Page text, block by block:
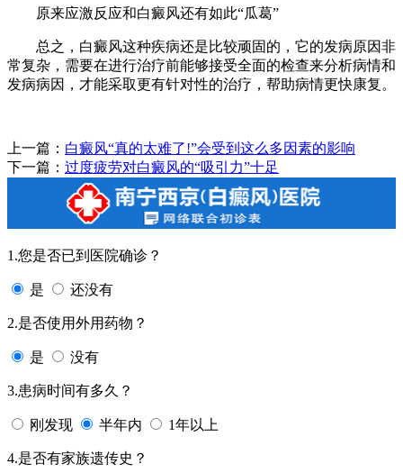
原来应激反应和白癜风还有如此“瓜葛”
总之，白癜风这种疾病还是比较顽固的，它的发病原因非
常复杂，需要在进行治疗前能够接受全面的检查来分析病情和
发病病因，才能采取更有针对性的治疗，帮助病情更快康复。
上一篇： 白癜风“真的太难了!”会受到这么多因素的影响
下一篇： 过度疲劳对白癜风的“吸引力”十足
1.您是否已到医院确诊？
是 还没有
2.是否使用外用药物？
是 没有
3.患病时间有多久？
刚发现 半年内 1年以上
4.是否有家族遗传史？